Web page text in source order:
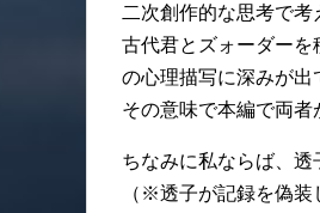
二次創作的な思考で考
古代君とズォーダー
の心理描写に深みが出
その意味で本編で両者
ちなみに私ならば、透
（※透子が記録を偽